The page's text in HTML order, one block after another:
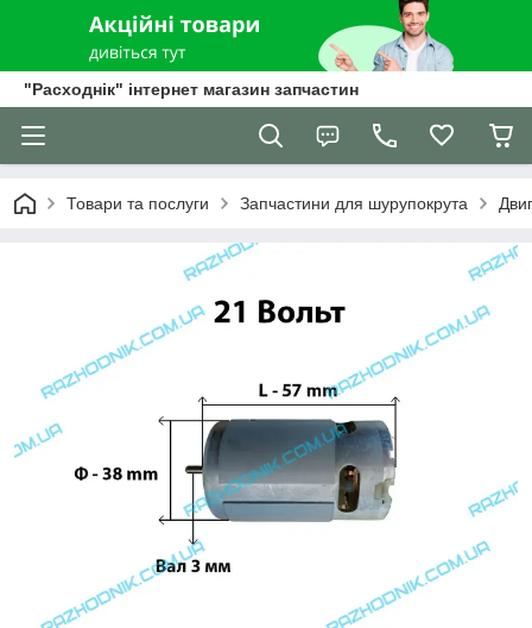
"Расходнік" інтернет магазин запчастин
Товари та послуги Запчастини для шурупокрута